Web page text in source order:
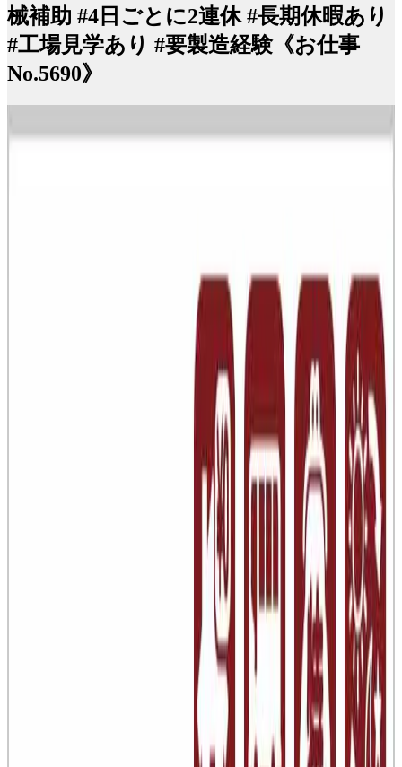
械補助 #4日ごとに2連休 #長期休暇あり
#工場見学あり #要製造経験《お仕事
No.5690》